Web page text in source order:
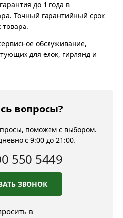
до 1 года в
Точный гарантийный срок
товара.
обслуживание,
для ёлок, гирлянд и
вопросы?
поможем с выбором.
с 9:00 до 21:00.
550 5449
ЗВОНОК
в